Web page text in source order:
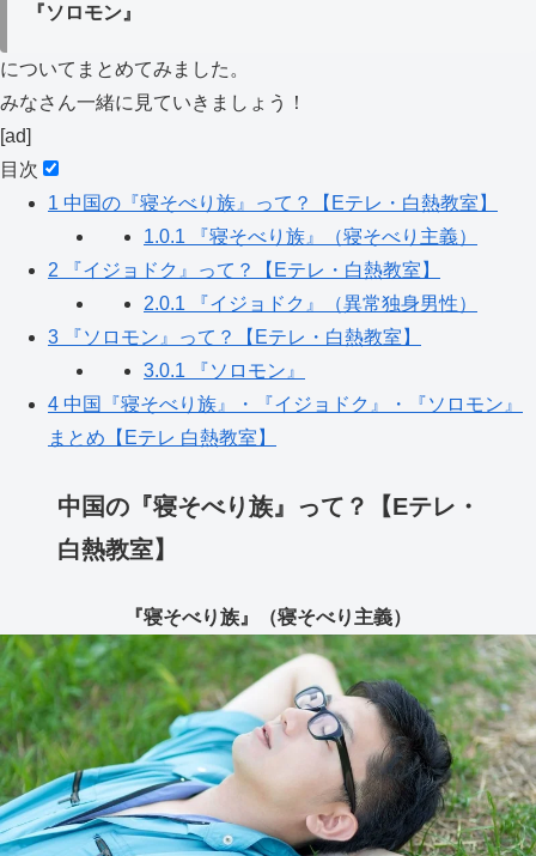
『ソロモン』
についてまとめてみました。
みなさん一緒に見ていきましょう！
[ad]
目次
1 中国の『寝そべり族』って？【Eテレ・白熱教室】
1.0.1 『寝そべり族』（寝そべり主義）
2 『イジョドク』って？【Eテレ・白熱教室】
2.0.1 『イジョドク』（異常独身男性）
3 『ソロモン』って？【Eテレ・白熱教室】
3.0.1 『ソロモン』
4 中国『寝そべり族』・『イジョドク』・『ソロモン』
まとめ【Eテレ 白熱教室】
中国の『寝そべり族』って？【Eテレ・
白熱教室】
『寝そべり族』（寝そべり主義）